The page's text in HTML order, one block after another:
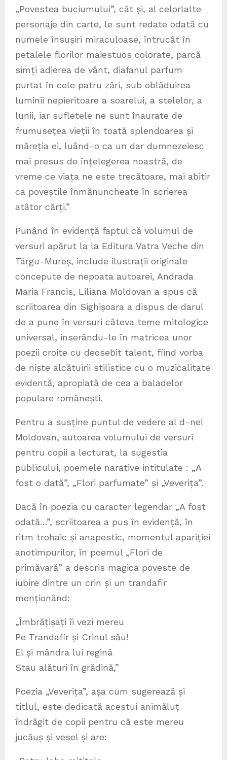
„Povestea buciumului”, cât și, al celorlalte
personaje din carte, le sunt redate odată cu
numele însușiri miraculoase, întrucât în
petalele florilor maiestuos colorate, parcă
simți adierea de vânt, diafanul parfum
purtat în cele patru zări, sub oblăduirea
luminii nepieritoare a soarelui, a stelelor, a
lunii, iar sufletele ne sunt înaurate de
frumusețea vieții în toată splendoarea și
măreția ei, luând-o ca un dar dumnezeiesc
mai presus de înțelegerea noastră, de
vreme ce viața ne este trecătoare, mai abitir
ca poveștile înmănuncheate în scrierea
atâtor cărți.”
Punând în evidență faptul că volumul de
versuri apărut la la Editura Vatra Veche din
Târgu-Mureș, include ilustrații originale
concepute de nepoata autoarei, Andrada
Maria Francis, Liliana Moldovan a spus că
scriitoarea din Sighișoara a dispus de darul
de a pune în versuri câteva teme mitologice
universal, inserându-le în matricea unor
poezii croite cu deosebit talent, fiind vorba
de niște alcătuirii stilistice cu o muzicalitate
evidentă, apropiată de cea a baladelor
populare românești.
Pentru a susține puntul de vedere al d-nei
Moldovan, autoarea volumului de versuri
pentru copii a lecturat, la sugestia
publicului, poemele narative intitulate : „A
fost o dată”, „Flori parfumate” și „Veverița”.
Dacă în poezia cu caracter legendar „A fost
odată…”, scriitoarea a pus în evidență, în
ritm trohaic și anapestic, momentul apariției
anotimpurilor, în poemul „Flori de
primăvară” a descris magica poveste de
iubire dintre un crin și un trandafir
menționând:
„Îmbrățișați îi vezi mereu
Pe Trandafir și Crinul său!
El și mândra lui regină
Stau alături în grădină,”
Poezia „Veverița”, așa cum sugerează și
titlul, este dedicată acestui animăluț
îndrăgit de copii pentru că este mereu
jucăuș și vesel și are: